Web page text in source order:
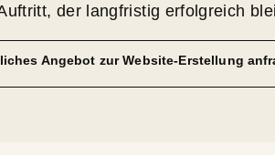
der langfristig erfolgreich
Angebot zur Website-Erstellung